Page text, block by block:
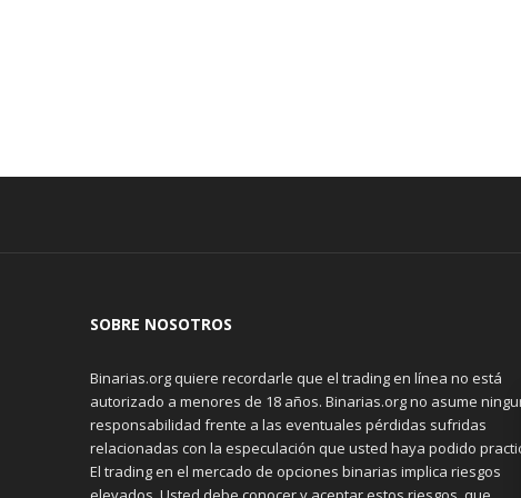
SOBRE NOSOTROS
Binarias.org quiere recordarle que el trading en línea no está
autorizado a menores de 18 años. Binarias.org no asume
responsabilidad frente a las eventuales pérdidas sufridas
relacionadas con la especulación que usted haya podido
El trading en el mercado de opciones binarias implica riesgos